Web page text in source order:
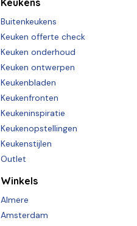
Keukens
Buitenkeukens
Keuken offerte check
Keuken onderhoud
Keuken ontwerpen
Keukenbladen
Keukenfronten
Keukeninspiratie
Keukenopstellingen
Keukenstijlen
Outlet
Winkels
Almere
Amsterdam